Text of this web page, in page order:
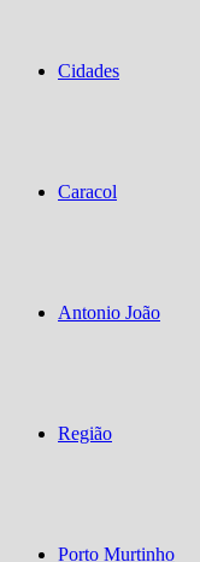
Cidades
Caracol
Antonio João
Região
Porto Murtinho